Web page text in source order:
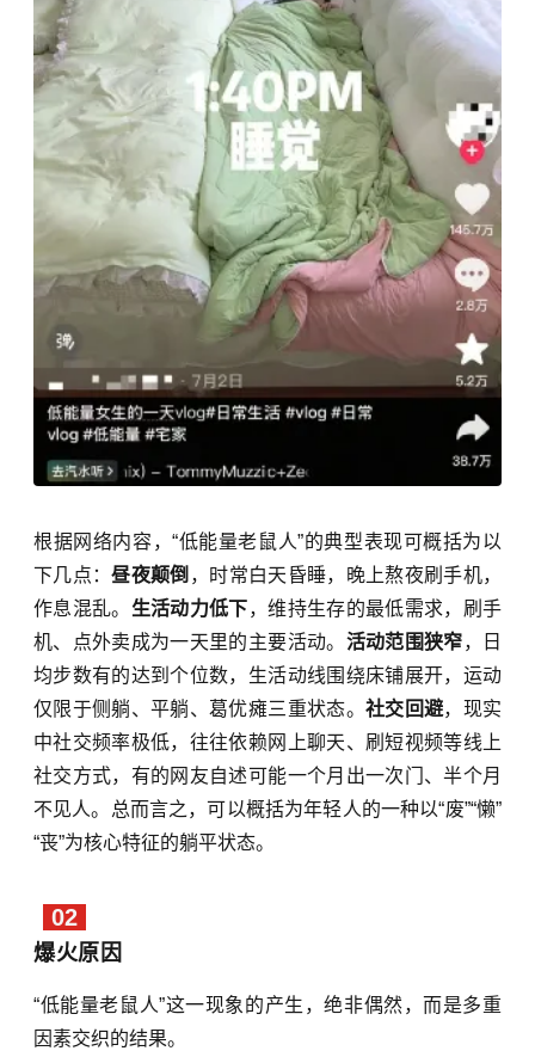
根据网络内容，“低能量老鼠人”的典型表现可概括为以
下几点：昼夜颠倒 ，时常白天昏睡，晚上熬夜刷手机，
作息混乱。 生活动力低下，维持生存的最低需求，刷手
机、点外卖成为一天里的主要活动。 活动范围狭窄，日
均步数有的达到个位数，生活动线围绕床铺展开，运动
仅限于侧躺、平躺、葛优瘫三重状态。 社交回避，现实
中社交频率极低，往往依赖网上聊天、刷短视频等线上
社交方式，有的网友自述可能一个月出一次门、半个月
不见人。总而言之，可以概括为年轻人的一种以“废”“懒”
“丧”为核心特征的躺平状态。
02
爆火原因
“低能量老鼠人”这一现象的产生，绝非偶然，而是多重
因素交织的结果。